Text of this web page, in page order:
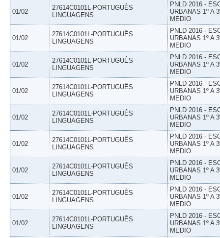
01/02
27614C0101L-PORTUGUÊS
LINGUAGENS
PNLD 2016 -
URBANAS 1º A
MEDIO
01/02
27614C0101L-PORTUGUÊS
LINGUAGENS
PNLD 2016 -
URBANAS 1º A
MEDIO
01/02
27614C0101L-PORTUGUÊS
LINGUAGENS
PNLD 2016 -
URBANAS 1º A
MEDIO
01/02
27614C0101L-PORTUGUÊS
LINGUAGENS
PNLD 2016 -
URBANAS 1º A
MEDIO
01/02
27614C0101L-PORTUGUÊS
LINGUAGENS
PNLD 2016 -
URBANAS 1º A
MEDIO
01/02
27614C0101L-PORTUGUÊS
LINGUAGENS
PNLD 2016 -
URBANAS 1º A
MEDIO
01/02
27614C0101L-PORTUGUÊS
LINGUAGENS
PNLD 2016 -
URBANAS 1º A
MEDIO
01/02
27614C0101L-PORTUGUÊS
LINGUAGENS
PNLD 2016 -
URBANAS 1º A
MEDIO
01/02
27614C0101L-PORTUGUÊS
LINGUAGENS
PNLD 2016 -
URBANAS 1º A
MEDIO